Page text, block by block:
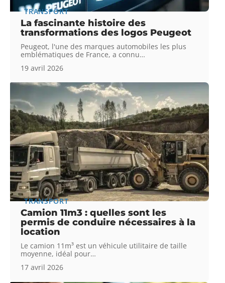
TRANSPORT
La fascinante histoire des
transformations des logos Peugeot
Peugeot, l'une des marques automobiles les plus
emblématiques de France, a connu…
19 avril 2026
TRANSPORT
Camion 11m3 : quelles sont les
permis de conduire nécessaires à la
location
Le camion 11m³ est un véhicule utilitaire de taille
moyenne, idéal pour…
17 avril 2026